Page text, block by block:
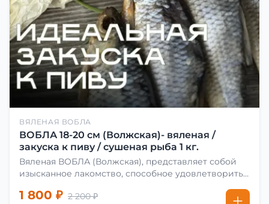
ВЯЛЕНАЯ ВОБЛА
ВОБЛА 18-20 см (Волжская)- вяленая /
закуска к пиву / сушеная рыба 1 кг.
Вяленая ВОБЛА (Волжская), представляет собой
изысканное лакомство, способное удовлетворить
сделать вяленую воблу, её сначала хорошо солят.
1 800 ₽ 2 200 ₽